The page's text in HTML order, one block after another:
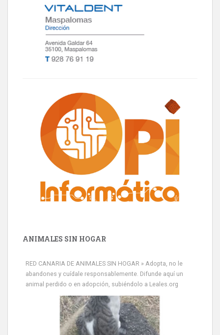
ANIMALES SIN HOGAR
RED CANARIA DE ANIMALES SIN HOGAR » Adopta, no le
abandones y cuídale responsablemente. Difunde aquí un
animal perdido o en adopción, subiéndolo a Leales.org